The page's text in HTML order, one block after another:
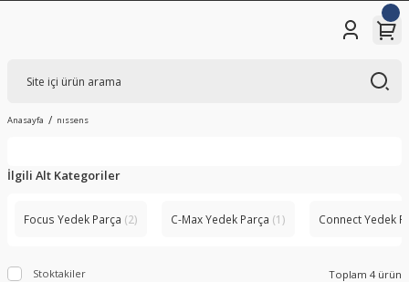
Anasayfa nıssens
İlgili Alt Kategoriler
Focus Yedek Parça (2) C-Max Yedek Parça (1) Connect Yedek
Stoktakiler Toplam 4 ürün